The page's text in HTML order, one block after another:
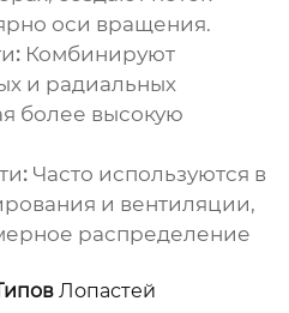
оси вращения.
: Комбинируют
и радиальных
более высокую
: Часто используются в
и вентиляции,
распределение
Лопастей